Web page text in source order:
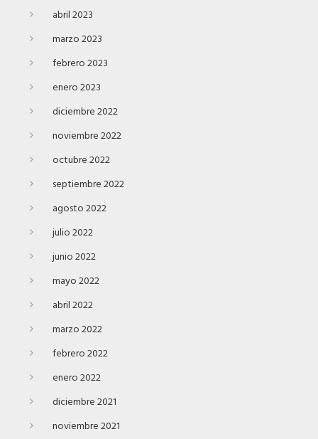
abril 2023
marzo 2023
febrero 2023
enero 2023
diciembre 2022
noviembre 2022
octubre 2022
septiembre 2022
agosto 2022
julio 2022
junio 2022
mayo 2022
abril 2022
marzo 2022
febrero 2022
enero 2022
diciembre 2021
noviembre 2021